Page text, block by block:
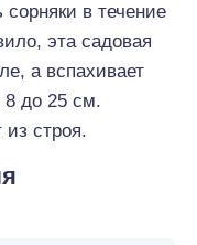
в течение
эта садовая
а вспахивает
до 25 см.
строя.